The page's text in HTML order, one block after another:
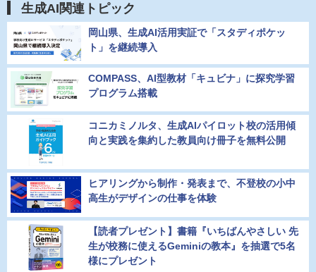
生成AI関連トピック
岡山県、生成AI活用実証で「スタディポケッ
ト」を継続導入
COMPASS、AI型教材「キュビナ」に探究学習
プログラム搭載
コニカミノルタ、生成AIパイロット校の活用傾
向と実践を集約した教員向け冊子を無料公開
ヒアリングから制作・発表まで、不登校の小中
高生がデザインの仕事を体験
【読者プレゼント】書籍『いちばんやさしい 先
生が校務に使えるGeminiの教本』を抽選で5名
様にプレゼント